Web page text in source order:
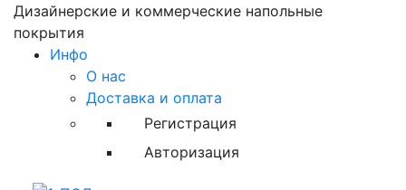
Дизайнерские и коммерческие напольные
покрытия
Инфо
О нас
Доставка и оплата
Регистрация
Авторизация